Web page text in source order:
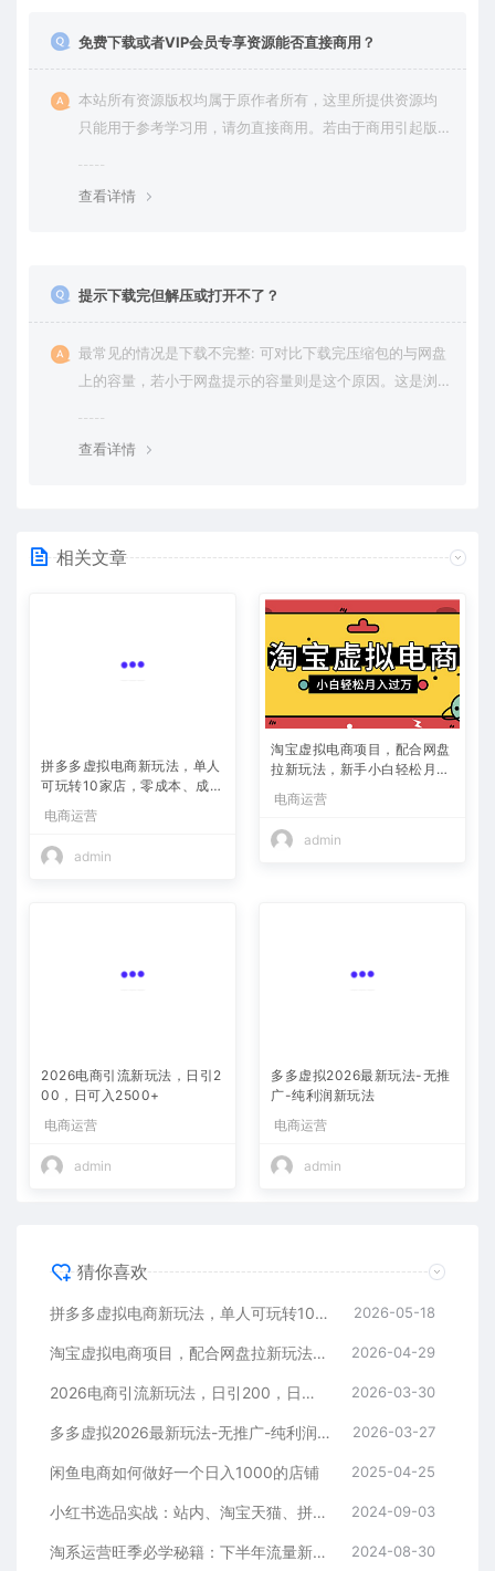
免费下载或者VIP会员专享资源能否直接商用？
本站所有资源版权均属于原作者所有，这里所提供资源均
只能用于参考学习用，请勿直接商用。若由于商用引起版
查看详情
提示下载完但解压或打开不了？
最常见的情况是下载不完整: 可对比下载完压缩包的与网盘
上的容量，若小于网盘提示的容量则是这个原因。这是浏
查看详情
相关文章
拼多多虚拟电商新玩法，单人
可玩转10家店，零成本、成交
快、转化快，单店单日可盈利
300+
电商运营
admin
淘宝虚拟电商项目，配合网盘
拉新玩法，新手小白轻松月入
过万，外面收费1980的项
目！
电商运营
admin
2026电商引流新玩法，日引2
00，日可入2500+
电商运营
admin
多多虚拟2026最新玩法-无推
广-纯利润新玩法
电商运营
admin
猜你喜欢
拼多多虚拟电商新玩法，单人可玩转10家店，零成本、成交快、转化快，单店单日可盈利300+ 2026-05-18
淘宝虚拟电商项目，配合网盘拉新玩法，新手小白轻松月入过万，外面收费1980的项目！ 2026-04-29
2026电商引流新玩法，日引200，日可入2500+ 2026-03-30
多多虚拟2026最新玩法-无推广-纯利润新玩法 2026-03-27
闲鱼电商如何做好一个日入1000的店铺 2025-04-25
小红书选品实战：站内、淘宝天猫、拼多多，多渠道选品策略 2024-09-03
淘系运营旺季必学秘籍：下半年流量新玩法：搜索+推荐全域收割（无水印） 2024-08-30